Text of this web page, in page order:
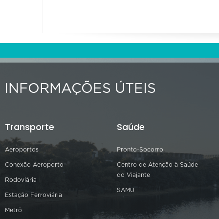
INFORMAÇÕES ÚTEIS
Transporte
Aeroportos
Conexão Aeroporto
Rodoviária
Estação Ferroviária
Metrô
Saúde
Pronto-Socorro
Centro de Atenção à Saúde
do Viajante
SAMU